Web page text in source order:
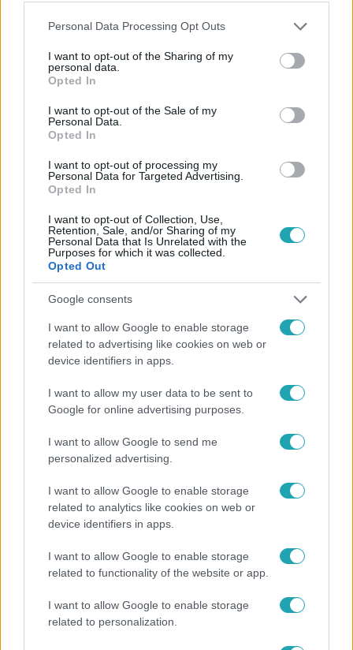
Please note that this website/app uses one or more Google
not limited to your visit or usage behaviour. You may click to
grant or deny consent to Google and its third-party tags to
use your data for below specified purposes in below Google
consent section.
Personal Data Processing Opt Outs
I want to opt-out of the Sharing of my
personal data.
Opted In
I want to opt-out of the Sale of my
Personal Data.
Opted In
I want to opt-out of processing my
Personal Data for Targeted Advertising.
Opted In
I want to opt-out of Collection, Use,
Retention, Sale, and/or Sharing of my
Personal Data that Is Unrelated with the
Purposes for which it was collected.
Opted Out
Google consents
I want to allow Google to enable storage
related to advertising like cookies on web or
device identifiers in apps.
I want to allow my user data to be sent to
Google for online advertising purposes.
I want to allow Google to send me
personalized advertising.
I want to allow Google to enable storage
related to analytics like cookies on web or
device identifiers in apps.
I want to allow Google to enable storage
related to functionality of the website or app.
I want to allow Google to enable storage
related to personalization.
#RTL
Népszerű
Megvan, kik váltják a fenyegetés miatt visszalépő
2:46